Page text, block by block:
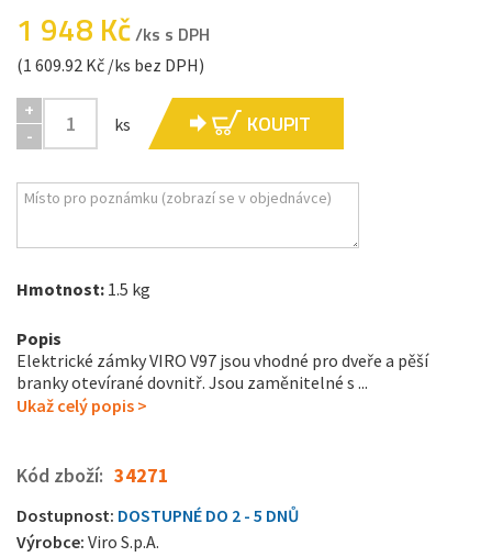
1 948 Kč/ks s DPH
(1 609.92 Kč /ks bez DPH)
+
-
ks KOUPIT
Hmotnost: 1.5 kg
Popis
Elektrické zámky VIRO V97 jsou vhodné pro dveře a pěší
branky otevírané dovnitř. Jsou zaměnitelné s ...
Ukaž celý popis >
Kód zboží: 34271
Dostupnost: DOSTUPNÉ DO 2 - 5 DNŮ
Výrobce: Viro S.p.A.